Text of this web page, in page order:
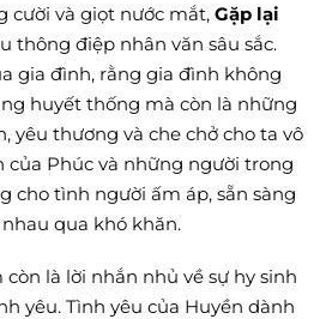
cười và giọt nước mắt, Gặp lại
thông điệp nhân văn sâu sắc.
gia đình, rằng gia đình không
huyết thống mà còn là những
yêu thương và che chở cho ta vô
của Phúc và những người trong
cho tình người ấm áp, sẵn sàng
qua khó khăn.
là lời nhắn nhủ về sự hy sinh
yêu. Tình yêu của Huyền dành